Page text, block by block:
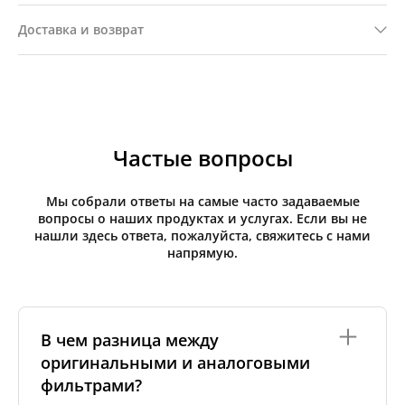
Доставка и возврат
Частые вопросы
Мы собрали ответы на самые часто задаваемые
вопросы о наших продуктах и услугах. Если вы не
нашли здесь ответа, пожалуйста, свяжитесь с нами
напрямую.
В чем разница между
оригинальными и аналоговыми
фильтрами?